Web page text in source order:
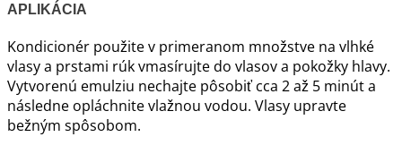
APLIKÁCIA
Kondicionér použite v primeranom množstve na vlhké
vlasy a prstami rúk vmasírujte do vlasov a pokožky hlavy.
Vytvorenú emulziu nechajte pôsobiť cca 2 až 5 minút a
následne opláchnite vlažnou vodou. Vlasy upravte
bežným spôsobom.